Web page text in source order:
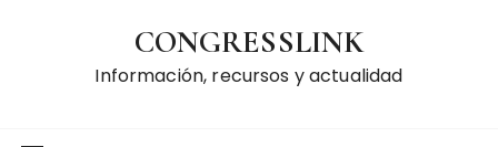
CONGRESSLINK
Información, recursos y actualidad